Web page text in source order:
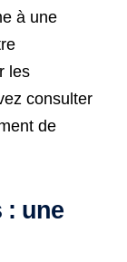
à une
les
consulter
de
: une